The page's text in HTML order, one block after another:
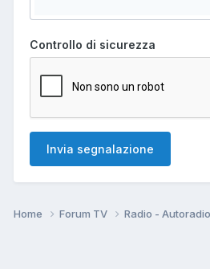
Controllo di sicurezza
Invia segnalazione
Home Forum TV Radio -